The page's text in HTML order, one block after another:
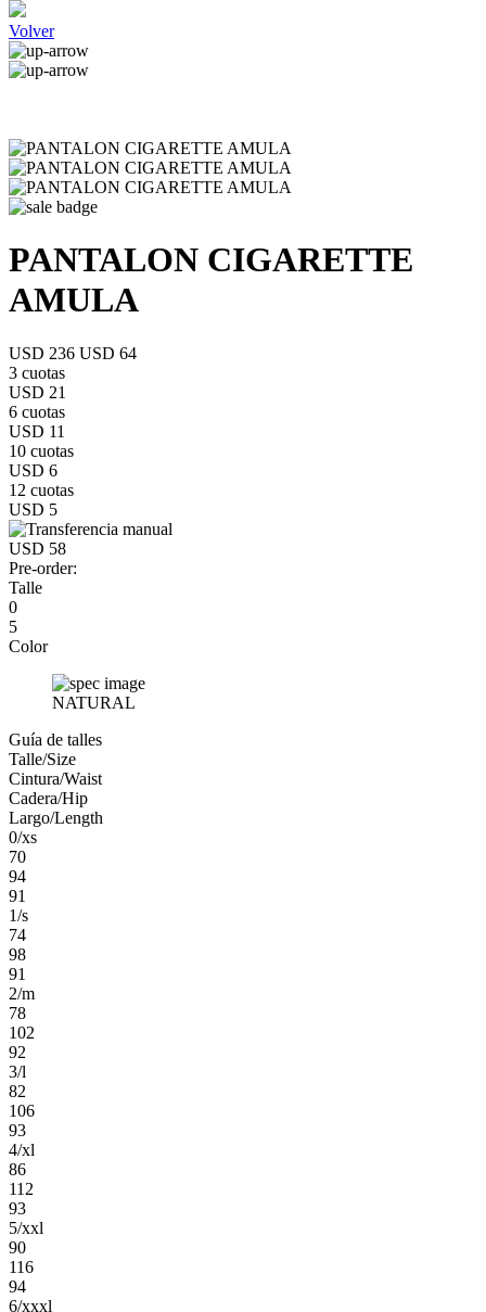
Volver
PANTALON CIGARETTE
AMULA
USD 236 USD 64
3 cuotas
USD 21
6 cuotas
USD 11
10 cuotas
USD 6
12 cuotas
USD 5
USD 58
Pre-order:
Talle
0
5
Color
NATURAL
Guía de talles
Talle/Size
Cintura/Waist
Cadera/Hip
Largo/Length
0/xs
70
94
91
1/s
74
98
91
2/m
78
102
92
3/l
82
106
93
4/xl
86
112
93
5/xxl
90
116
94
6/xxxl